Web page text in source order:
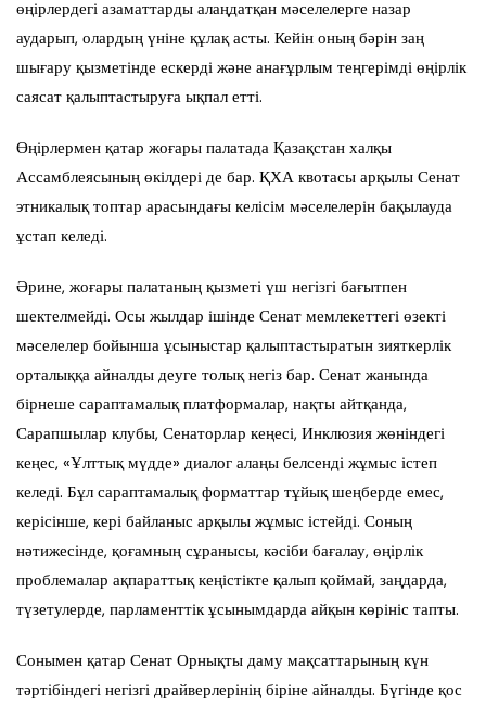
өңірлердегі азаматтарды алаңдатқан мәселелерге назар
аударып, олардың үніне құлақ асты. Кейін оның бәрін заң
шығару қызметінде ескерді және анағұрлым теңгерімді өңірлік
саясат қалыптастыруға ықпал етті.
Өңірлермен қатар жоғары палатада Қазақстан халқы
Ассамблеясының өкілдері де бар. ҚХА квотасы арқылы Сенат
этникалық топтар арасындағы келісім мәселелерін бақылауда
ұстап келеді.
Әрине, жоғары палатаның қызметі үш негізгі бағытпен
шектелмейді. Осы жылдар ішінде Сенат мемлекеттегі өзекті
мәселелер бойынша ұсыныстар қалыптастыратын зияткерлік
орталыққа айналды деуге толық негіз бар. Сенат жанында
бірнеше сараптамалық платформалар, нақты айтқанда,
Сарапшылар клубы, Сенаторлар кеңесі, Инклюзия жөніндегі
кеңес, «Ұлттық мүдде» диалог алаңы белсенді жұмыс істеп
келеді. Бұл сараптамалық форматтар тұйық шеңберде емес,
керісінше, кері байланыс арқылы жұмыс істейді. Соның
нәтижесінде, қоғамның сұранысы, кәсіби бағалау, өңірлік
проблемалар ақпараттық кеңістікте қалып қоймай, заңдарда,
түзетулерде, парламенттік ұсынымдарда айқын көрініс тапты.
Сонымен қатар Сенат Орнықты даму мақсаттарының күн
тәртібіндегі негізгі драйверлерінің біріне айналды. Бүгінде қос